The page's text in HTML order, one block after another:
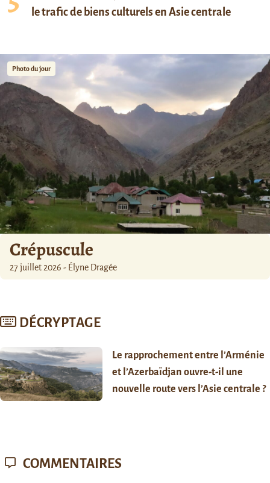
le trafic de biens culturels en Asie centrale
Photo du jour
Crépuscule
27 juillet 2026 - Élyne Dragée
DÉCRYPTAGE
Le rapprochement entre l’Arménie
et l’Azerbaïdjan ouvre-t-il une
nouvelle route vers l’Asie centrale ?
COMMENTAIRES